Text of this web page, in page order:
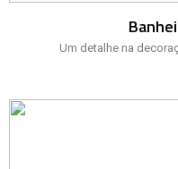
Um detalhe na